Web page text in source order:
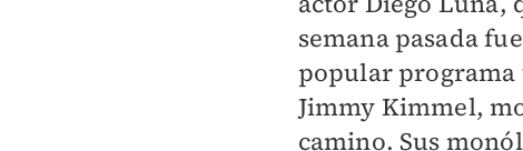
semana pasada
popular programa
Jimmy Kimmel,
camino. Sus